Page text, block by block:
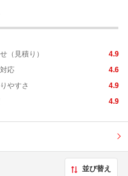
（見積り）
4.9
応
4.6
やすさ
4.9
4.9
並び替え